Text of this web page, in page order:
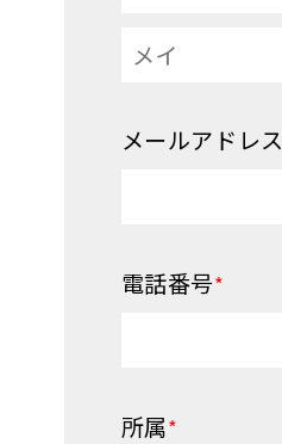
メールアドレス
電話番号*
所属*